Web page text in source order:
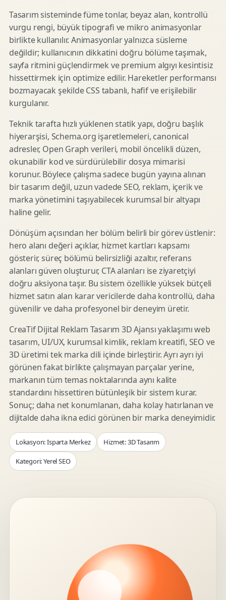
Tasarım sisteminde füme tonlar, beyaz alan, kontrollü
vurgu rengi, büyük tipografi ve mikro animasyonlar
birlikte kullanılır. Animasyonlar yalnızca süsleme
değildir; kullanıcının dikkatini doğru bölüme taşımak,
sayfa ritmini güçlendirmek ve premium algıyı kesintisiz
hissettirmek için optimize edilir. Hareketler performansı
bozmayacak şekilde CSS tabanlı, hafif ve erişilebilir
kurgulanır.
Teknik tarafta hızlı yüklenen statik yapı, doğru başlık
hiyerarşisi, Schema.org işaretlemeleri, canonical
adresler, Open Graph verileri, mobil öncelikli düzen,
okunabilir kod ve sürdürülebilir dosya mimarisi
korunur. Böylece çalışma sadece bugün yayına alınan
bir tasarım değil, uzun vadede SEO, reklam, içerik ve
marka yönetimini taşıyabilecek kurumsal bir altyapı
haline gelir.
Dönüşüm açısından her bölüm belirli bir görev üstlenir:
hero alanı değeri açıklar, hizmet kartları kapsamı
gösterir, süreç bölümü belirsizliği azaltır, referans
alanları güven oluşturur, CTA alanları ise ziyaretçiyi
doğru aksiyona taşır. Bu sistem özellikle yüksek bütçeli
hizmet satın alan karar vericilerde daha kontrollü, daha
güvenilir ve daha profesyonel bir deneyim üretir.
CreaTif Dijital Reklam Tasarım 3D Ajansı yaklaşımı web
tasarım, UI/UX, kurumsal kimlik, reklam kreatifi, SEO ve
3D üretimi tek marka dili içinde birleştirir. Ayrı ayrı iyi
görünen fakat birlikte çalışmayan parçalar yerine,
markanın tüm temas noktalarında aynı kalite
standardını hissettiren bütünleşik bir sistem kurar.
Sonuç; daha net konumlanan, daha kolay hatırlanan ve
dijitalde daha ikna edici görünen bir marka deneyimidir.
Lokasyon: Isparta Merkez Hizmet: 3D Tasarım
Kategori: Yerel SEO